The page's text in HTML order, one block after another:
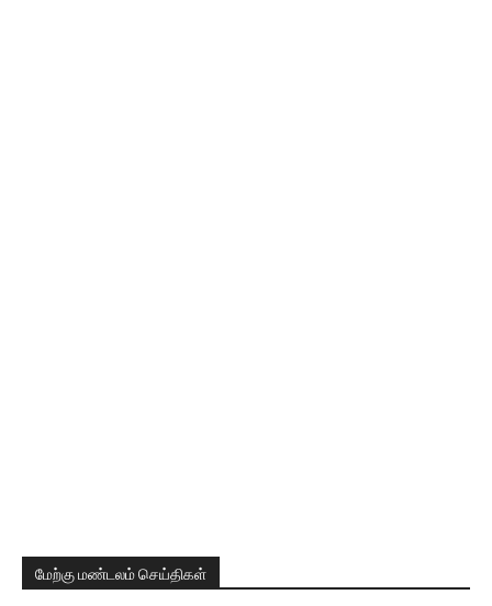
மேற்கு மண்டலம் செய்திகள்